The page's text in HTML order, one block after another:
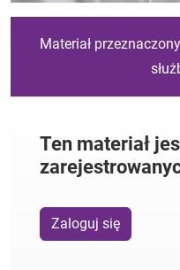
Materiał
Ten materiał
Zaloguj się